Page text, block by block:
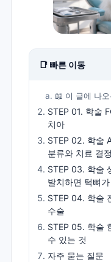
📑 빠른 이동
📖 이 글에 나오
STEP 01. 학술
치아
STEP 02. 학술
분류와 치료 결정
STEP 03. 학술
발치하면 턱뼈
STEP 04. 학술
수술
STEP 05. 학술
수 있는 것
자주 묻는 질문